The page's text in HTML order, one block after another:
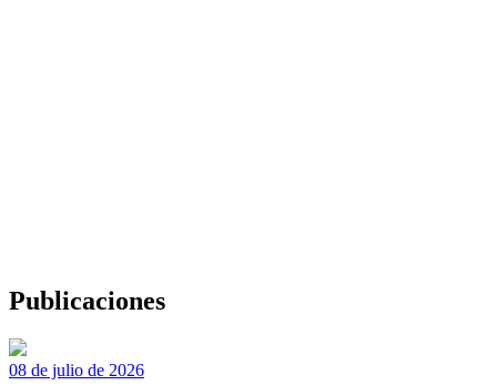
Publicaciones
08 de julio de 2026